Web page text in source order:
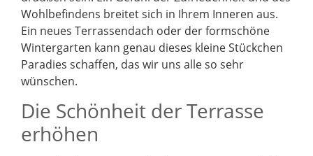
Wohlbefindens breitet sich in Ihrem Inneren aus.
Ein neues Terrassendach oder der formschöne
Wintergarten kann genau dieses kleine Stückchen
Paradies schaffen, das wir uns alle so sehr
wünschen.
Die Schönheit der Terrasse
erhöhen